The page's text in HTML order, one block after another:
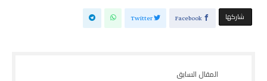
‫‫ شاركها‬ Facebook
Twitter